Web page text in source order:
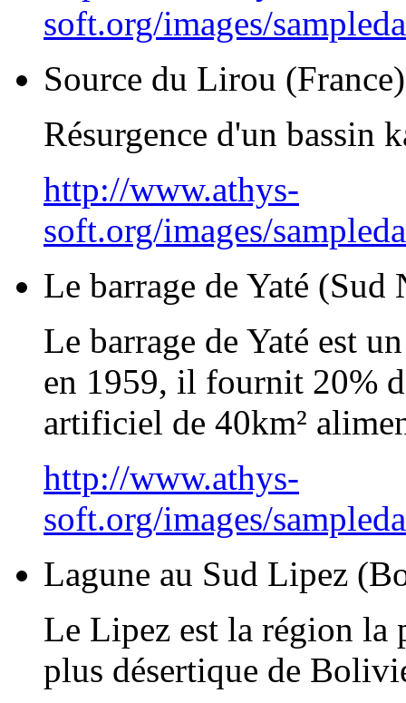
soft.org/images/
Source du Lirou (France)
Résurgence d'un bassin
http://www.athys-
soft.org/images/
Le barrage de Yaté
Le barrage de Yaté est
en 1959, il fournit 20%
artificiel de 40km²
http://www.athys-
soft.org/images/
Lagune au Sud Lipez
Le Lipez est la région la
plus désertique de